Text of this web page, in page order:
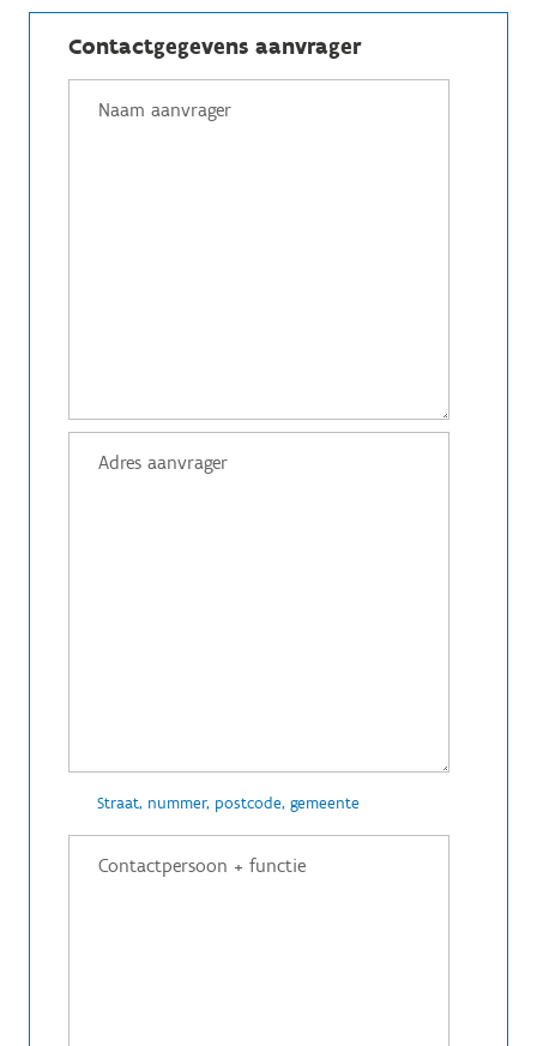
Contactgegevens aanvrager
Straat, nummer, postcode, gemeente